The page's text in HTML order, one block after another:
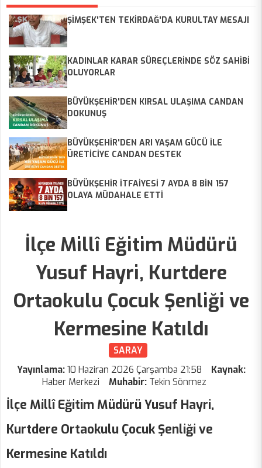
ŞİMŞEK'TEN TEKİRDAĞ'DA KURULTAY MESAJI
KADINLAR KARAR SÜREÇLERİNDE SÖZ SAHİBİ
OLUYORLAR
BÜYÜKŞEHİR'DEN KIRSAL ULAŞIMA CANDAN
DOKUNUŞ
BÜYÜKŞEHİR'DEN ARI YAŞAM GÜCÜ İLE
ÜRETİCİYE CANDAN DESTEK
BÜYÜKŞEHİR İTFAİYESİ 7 AYDA 8 BİN 157
OLAYA MÜDAHALE ETTİ
İlçe Millî Eğitim Müdürü
Yusuf Hayri, Kurtdere
Ortaokulu Çocuk Şenliği ve
Kermesine Katıldı
SARAY
Yayınlama:10 Haziran 2026 Çarşamba 21:58
Kaynak:
Haber Merkezi
Muhabir: Tekin Sönmez
İlçe Millî Eğitim Müdürü Yusuf Hayri,
Kurtdere Ortaokulu Çocuk Şenliği ve
Kermesine Katıldı